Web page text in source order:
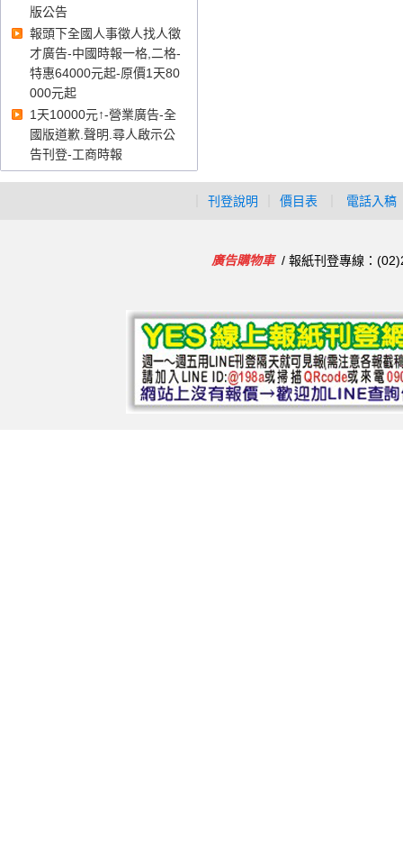
版公告
報頭下全國人事徵人找人徵
才廣告-中國時報一格,二格-
特惠64000元起-原價1天80
000元起
1天10000元↑-營業廣告-全
國版道歉.聲明.尋人啟示公
告刊登-工商時報
刊登說明 價目表 電話入稿
廣告購物車/ 報紙刊登專線：